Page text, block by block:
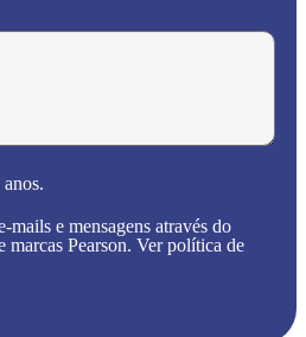
mails e mensagens através do
marcas Pearson. Ver política de